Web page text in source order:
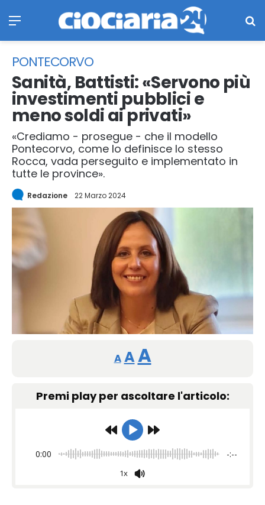
PONTECORVO
Sanità, Battisti: «Servono più
investimenti pubblici e
meno soldi ai privati»
«Crediamo - prosegue - che il modello
Pontecorvo, come lo definisce lo stesso
Rocca, vada perseguito e implementato in
tutte le province».
Redazione 22 Marzo 2024
A
Reducir
tamaño
fuente.
A Restablecer
de
fuente
AAumentar
tamaño
fuente.
Premi play per ascoltare l'articolo:
0:00 -:--
1x